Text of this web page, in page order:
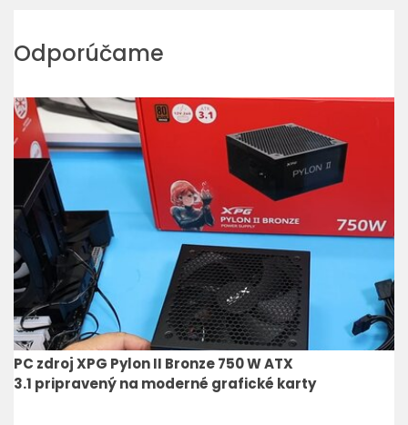
Odporúčame
PC zdroj XPG Pylon II Bronze 750 W ATX
3.1 pripravený na moderné grafické karty